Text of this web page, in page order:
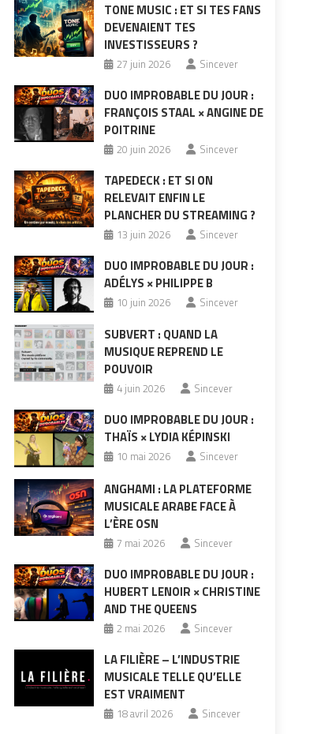
TONE MUSIC : ET SI TES FANS
DEVENAIENT TES
INVESTISSEURS ?
27 juin 2026 Sincever
DUO IMPROBABLE DU JOUR :
FRANÇOIS STAAL × ANGINE DE
POITRINE
20 juin 2026 Sincever
TAPEDECK : ET SI ON
RELEVAIT ENFIN LE
PLANCHER DU STREAMING ?
13 juin 2026 Sincever
DUO IMPROBABLE DU JOUR :
ADÉLYS × PHILIPPE B
10 juin 2026 Sincever
SUBVERT : QUAND LA
MUSIQUE REPREND LE
POUVOIR
4 juin 2026 Sincever
DUO IMPROBABLE DU JOUR :
THAÏS × LYDIA KÉPINSKI
10 mai 2026 Sincever
ANGHAMI : LA PLATEFORME
MUSICALE ARABE FACE À
L’ÈRE OSN
7 mai 2026 Sincever
DUO IMPROBABLE DU JOUR :
HUBERT LENOIR × CHRISTINE
AND THE QUEENS
2 mai 2026 Sincever
LA FILIÈRE – L’INDUSTRIE
MUSICALE TELLE QU’ELLE
EST VRAIMENT
18 avril 2026 Sincever